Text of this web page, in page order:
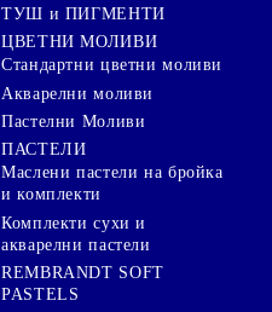
ТУШ и ПИГМЕНТИ
ЦВЕТНИ МОЛИВИ
Стандартни цветни моливи
Акварелни моливи
Пастелни Моливи
ПАСТЕЛИ
Маслени пастели на бройка
и комплекти
Комплекти сухи и
акварелни пастели
REMBRANDT SOFT
PASTELS